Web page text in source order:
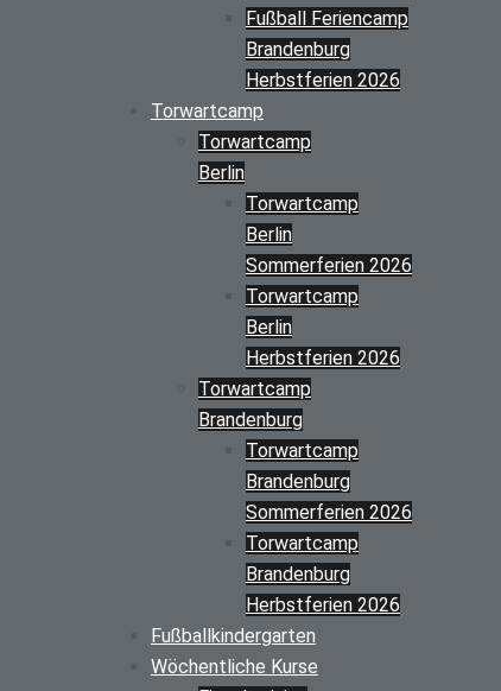
Fußball Feriencamp
Brandenburg
Herbstferien 2026
Torwartcamp
Torwartcamp
Berlin
Torwartcamp
Berlin
Sommerferien 2026
Torwartcamp
Berlin
Herbstferien 2026
Torwartcamp
Brandenburg
Torwartcamp
Brandenburg
Sommerferien 2026
Torwartcamp
Brandenburg
Herbstferien 2026
Fußballkindergarten
Wöchentliche Kurse